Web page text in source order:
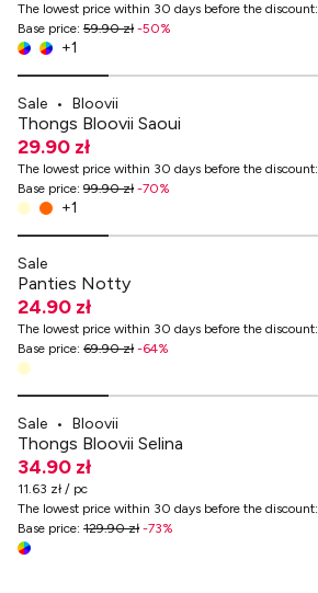
The lowest price within 30 days before the discount:
Base price: 59.90 zł -50%
+1
-70% przy zakupach za min. 349 zł
Sale • Bloovii
Thongs Bloovii Saoui
29.90 zł
The lowest price within 30 days before the discount:
Base price: 99.90 zł -70%
+1
-70% przy zakupach za min. 349 zł
Sale
Panties Notty
24.90 zł
The lowest price within 30 days before the discount:
Base price: 69.90 zł -64%
Sale • Bloovii
Thongs Bloovii Selina
34.90 zł
11.63 zł / pc
The lowest price within 30 days before the discount:
Base price: 129.90 zł -73%